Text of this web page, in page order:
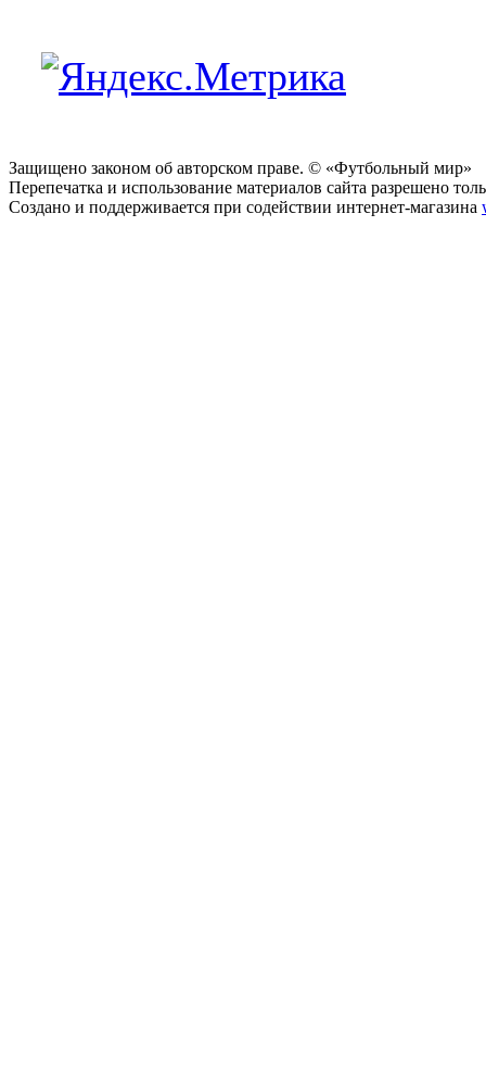
Защищено законом об авторском праве. © «Футбольный мир»
Перепечатка и использование материалов сайта разрешено
Создано и поддерживается при содействии интернет-магазина